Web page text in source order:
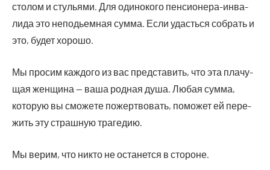
сто­лом и сту­лья­ми. Для оди­но­ко­го пен­си­о­не­ра-инва­
ли­да это непо­дьем­ная сум­ма. Если удасть­ся собрать и
это, будет хорошо.
Мы про­сим каж­до­го из вас пред­ста­вить, что эта пла­чу­
щая жен­щи­на — ваша род­ная душа. Любая сум­ма,
кото­рую вы смо­же­те пожерт­во­вать, помо­жет ей пере­
жить эту страш­ную трагедию.
Мы верим, что никто не оста­нет­ся в стороне.